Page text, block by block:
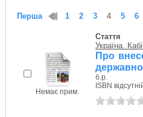
Перша 1 2 3 4 5 6
Немає прим.
Стаття
Україна.
Про
б.р.
ISBN